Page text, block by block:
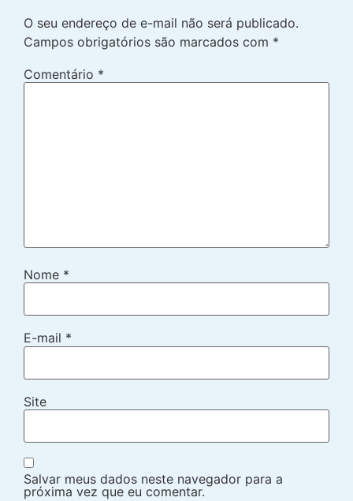
O seu endereço de e-mail não será publicado.
Campos obrigatórios são marcados com *
Comentário *
Nome *
E-mail *
Site
Salvar meus dados neste navegador para a
próxima vez que eu comentar.